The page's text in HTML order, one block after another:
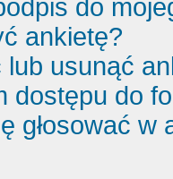
do
ankietę?
usunąć
dostępu do
głosować w